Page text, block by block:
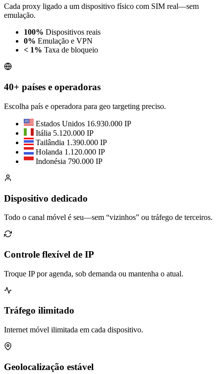
Cada proxy ligado a um dispositivo físico com SIM real—sem
emulação.
100% Dispositivos reais
0% Emulação e VPN
< 1% Taxa de bloqueio
40+ países e operadoras
Escolha país e operadora para geo targeting preciso.
Estados Unidos 16.930.000 IP
Itália 5.120.000 IP
Tailândia 1.390.000 IP
Holanda 1.120.000 IP
Indonésia 790.000 IP
Dispositivo dedicado
Todo o canal móvel é seu—sem “vizinhos” ou tráfego de terceiros.
Controle flexível de IP
Troque IP por agenda, sob demanda ou mantenha o atual.
Tráfego ilimitado
Internet móvel ilimitada em cada dispositivo.
Geolocalização estável